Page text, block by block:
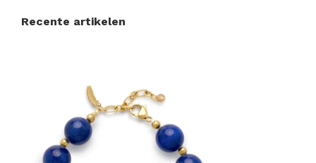
Recente artikelen